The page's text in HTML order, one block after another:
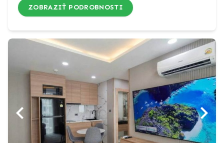
ZOBRAZIŤ PODROBNOSTI